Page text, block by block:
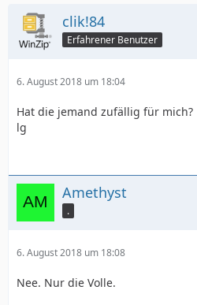
clik!84
Erfahrener Benutzer
6. August 2018 um 18:04
Hat die jemand zufällig für mich?
lg
Amethyst
.
6. August 2018 um 18:08
Nee. Nur die Volle.